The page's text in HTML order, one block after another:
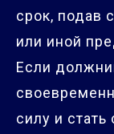
срок, подав
или иной
Если
силу и